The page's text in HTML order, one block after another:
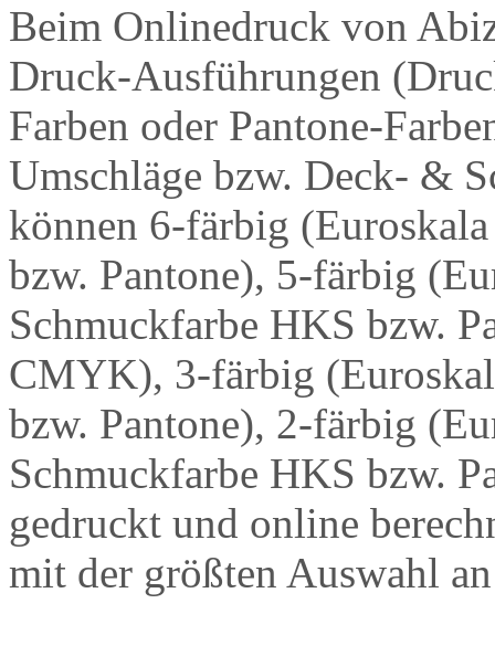
Beim Onlinedruck von
Druck-Ausführungen
Farben oder Pantone-
Umschläge bzw. Deck- &
können 6-färbig
bzw. Pantone), 5-färbig
Schmuckfarbe HKS bzw.
CMYK), 3-färbig
bzw. Pantone), 2-färbig
Schmuckfarbe HKS bzw.
gedruckt und online
mit der größten Auswahl